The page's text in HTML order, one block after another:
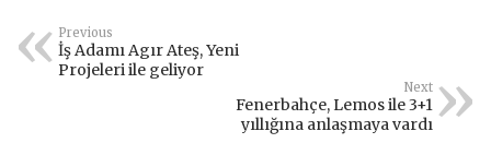
Previous
İş Adamı Agır Ateş, Yeni
Projeleri ile geliyor
Next
Fenerbahçe, Lemos ile 3+1
yıllığına anlaşmaya vardı